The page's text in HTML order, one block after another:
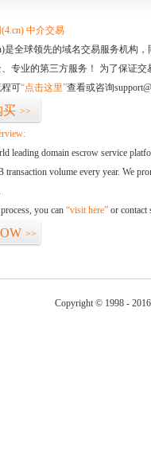
中介交易
是全球领先的域名交易服务机构
专业的第三方服务！ 为了保证
可“点击这里”查看或咨询
买 >>
leading domain escrow service
volume every year. We
you can “visit here” or contact
>>
Copyright © 1998 -